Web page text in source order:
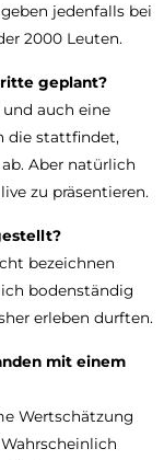
jedenfalls bei
2000 Leuten.
geplant?
und auch eine
die stattfindet,
Aber natürlich
zu präsentieren.
bezeichnen
bodenständig
erleben durften.
mit einem
Wertschätzung